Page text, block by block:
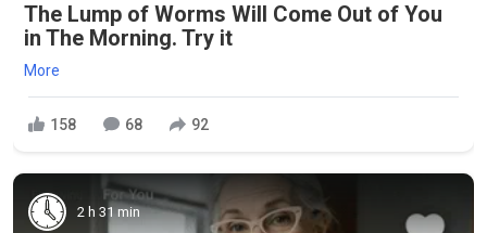
The Lump of Worms Will Come Out of You
in The Morning. Try it
More
158 68 92
2 h 31 min